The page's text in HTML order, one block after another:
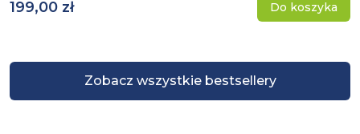
Zobacz wszystkie bestsellery
199,00 zł Do koszyka